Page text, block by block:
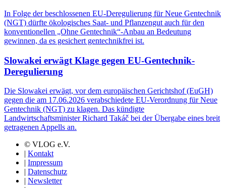
In Folge der beschlossenen EU-Deregulierung für Neue Gentechnik
(NGT) dürfte ökologisches Saat- und Pflanzengut auch für den
konventionellen „Ohne Gentechnik“-Anbau an Bedeutung
gewinnen, da es gesichert gentechnikfrei ist.
Slowakei erwägt Klage gegen EU-Gentechnik-
Deregulierung
Die Slowakei erwägt, vor dem europäischen Gerichtshof (EuGH)
gegen die am 17.06.2026 verabschiedete EU-Verordnung für Neue
Gentechnik (NGT) zu klagen. Das kündigte
Landwirtschaftsminister Richard Takáč bei der Übergabe eines breit
getragenen Appells an.
© VLOG e.V.
Kontakt
Impressum
Datenschutz
Newsletter